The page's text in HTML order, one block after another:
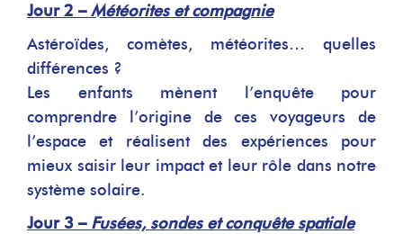
Jour 2 –Météorites et compagnie
Astéroïdes, comètes, météorites… quelles
différences ?
Les enfants mènent l’enquête pour
comprendre l’origine de ces voyageurs de
l’espace et réalisent des expériences pour
mieux saisir leur impact et leur rôle dans notre
système solaire.
Jour 3 – Fusées, sondes et conquête spatiale